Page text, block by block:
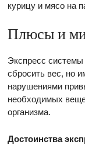
курицу и мясо на
Плюсы и
Экспресс
сбросить вес, но
нарушениями
необходимых
организма.
Достоинства